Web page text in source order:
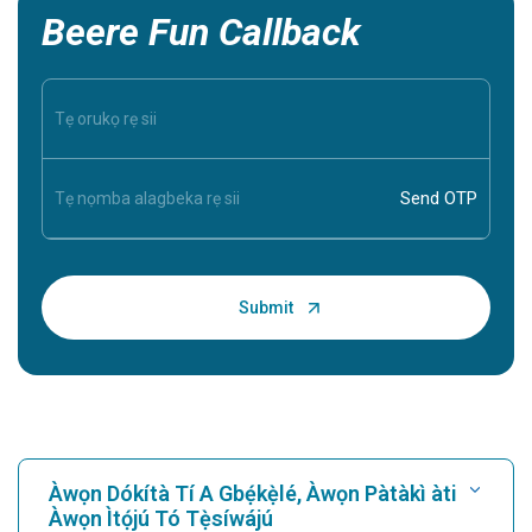
Beere Fun Callback
Àwọn Dókítà Tí A Gbẹ́kẹ̀lé, Àwọn Pàtàkì àti
Àwọn Ìtọ́jú Tó Tẹ̀síwájú